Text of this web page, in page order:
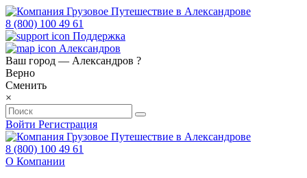
8 (800) 100 49 61
Поддержка
Александров
Ваш город — Александров ?
Верно
Сменить
×
Войти Регистрация
8 (800) 100 49 61
О Компании